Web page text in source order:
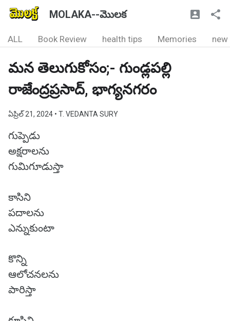
MOLAKA--మొలక
ALL Book Review health tips Memories new
మన తెలుగుకోసం;- గుండ్లపల్లి
రాజేంద్రప్రసాద్, భాగ్యనగరం
ఏప్రిల్ 21, 2024 • T. VEDANTA SURY
గుప్పెడు
అక్షరాలను
గుమిగూడుస్తా
కాసిని
పదాలను
ఎన్నుకుంటా
కొన్ని
ఆలోచనలను
పారిస్తా